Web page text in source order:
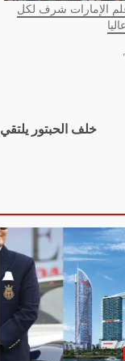
الإمارات شرف لكل
خلف الحبتور